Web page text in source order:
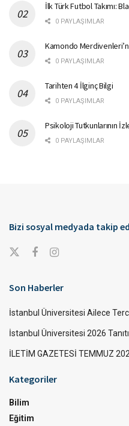
İlk Türk Futbol Takımı:
0 PAYLAŞIMLAR
Kamondo
0 PAYLAŞIMLAR
Tarihten 4 İlginç Bilgi
0 PAYLAŞIMLAR
Psikoloji Tutkunlarının
0 PAYLAŞIMLAR
Bizi sosyal medyada takip
Son Haberler
İstanbul Üniversitesi Ailece
İstanbul Üniversitesi 2026
İLETİM GAZETESİ TEMMUZ
Kategoriler
Bilim
Eğitim